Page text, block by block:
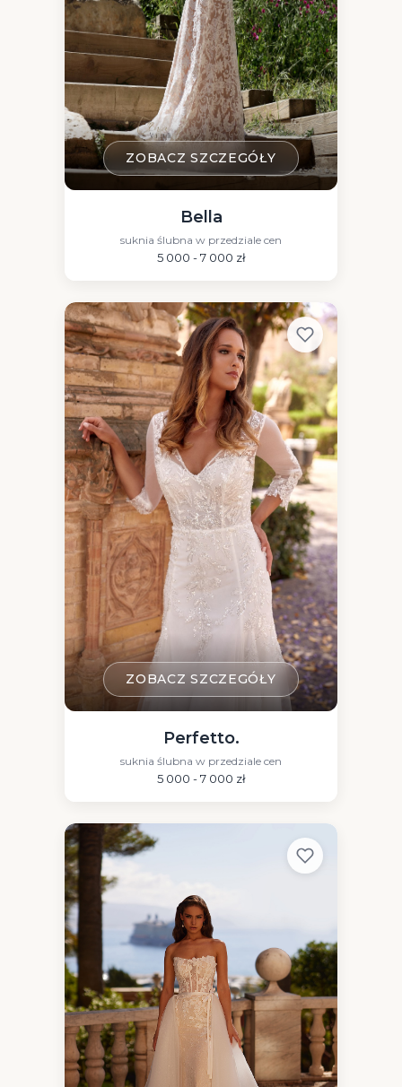
ZOBACZ SZCZEGÓŁY
Bella
suknia ślubna w przedziale cen
5 000 - 7 000 zł
ZOBACZ SZCZEGÓŁY
Perfetto.
suknia ślubna w przedziale cen
5 000 - 7 000 zł